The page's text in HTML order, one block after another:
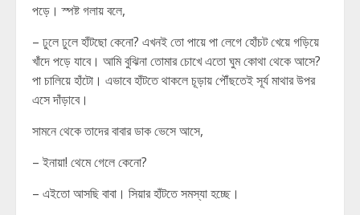
পড়ে। স্পষ্ট গলায় বলে,
– ঢুলে ঢুলে হাঁটছো কেনো? এখনই তো পায়ে পা লেগে হোঁচট খেয়ে গড়িয়ে
খাঁদে পড়ে যাবে। আমি বুঝিনা তোমার চোখে এতো ঘুম কোথা থেকে আসে?
পা চালিয়ে হাঁটো। এভাবে হাঁটতে থাকলে চূড়ায় পৌঁছতেই সূর্য মাথার উপর
এসে দাঁড়াবে।
সামনে থেকে তাদের বাবার ডাক ভেসে আসে,
– ইনায়া! থেমে গেলে কেনো?
– এইতো আসছি বাবা। সিয়ার হাঁটতে সমস্যা হচ্ছে।